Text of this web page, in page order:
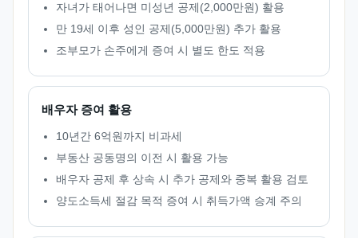
자녀가 태어나면 미성년 공제(2,000만원) 활용
만 19세 이후 성인 공제(5,000만원) 추가 활용
조부모가 손주에게 증여 시 별도 한도 적용
배우자 증여 활용
10년간 6억원까지 비과세
부동산 공동명의 이전 시 활용 가능
배우자 공제 후 상속 시 추가 공제와 중복 활용 검토
양도소득세 절감 목적 증여 시 취득가액 승계 주의